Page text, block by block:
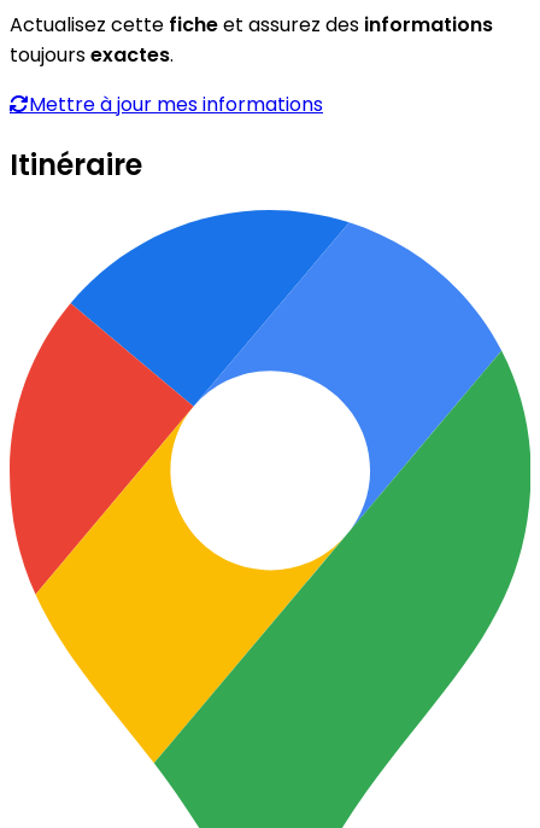
Actualisez cette ficheet assurez des informations
toujoursexactes.
Mettre à jour mes informations
Itinéraire